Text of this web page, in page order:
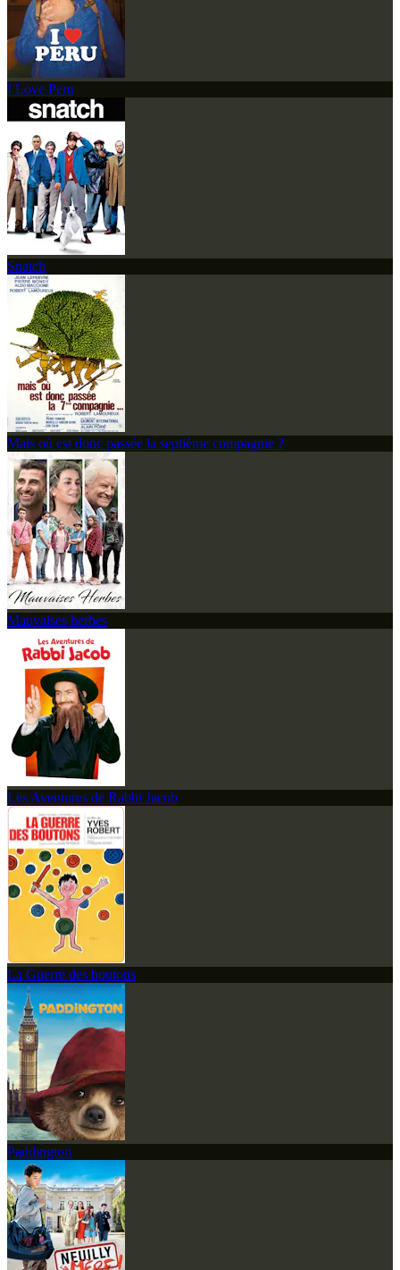
I Love Peru
Snatch
Mais où est donc passée la septième compagnie ?
Mauvaises herbes
Les Aventures de Rabbi Jacob
La Guerre des boutons
Paddington